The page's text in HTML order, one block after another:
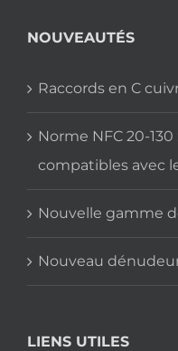
NOUVEAUTÉS
Raccords en C
Norme NFC 20-
compatibles avec
Nouvelle gamme
Nouveau
LIENS UTILES